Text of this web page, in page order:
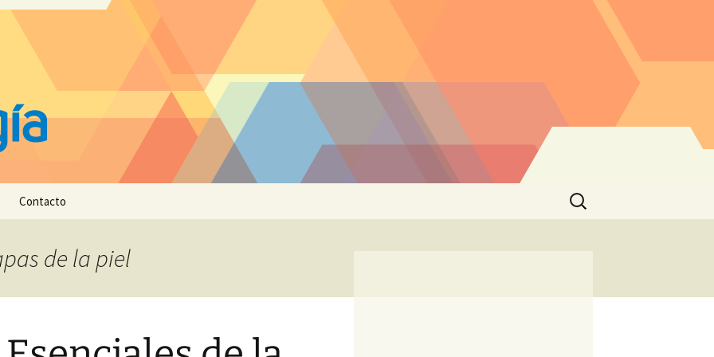
Contacto
Buscar:
de la piel